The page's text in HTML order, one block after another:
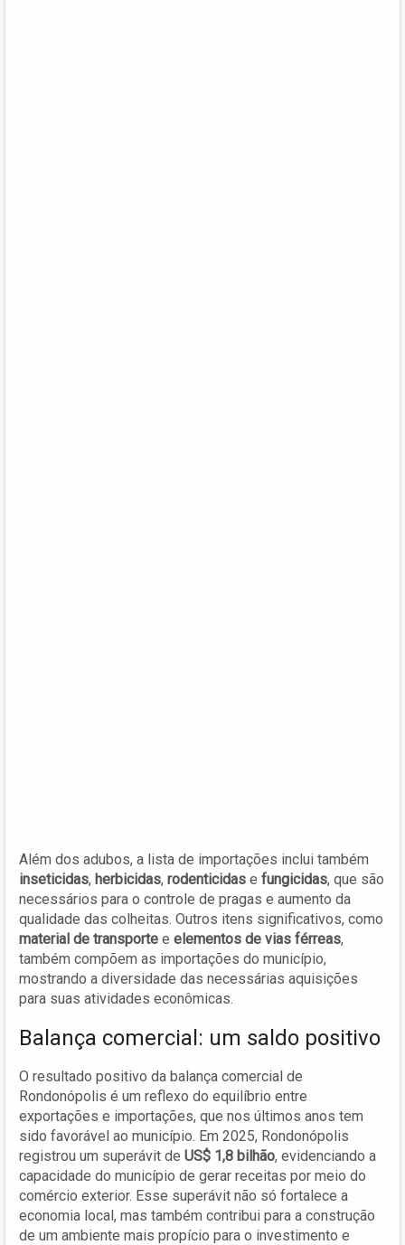
Além dos adubos, a lista de importações inclui também
inseticidas, herbicidas, rodenticidas e fungicidas, que são
necessários para o controle de pragas e aumento da
qualidade das colheitas. Outros itens significativos, como
material de transporte e elementos de vias férreas,
também compõem as importações do município,
mostrando a diversidade das necessárias aquisições
para suas atividades econômicas.
Balança comercial: um saldo positivo
O resultado positivo da balança comercial de
Rondonópolis é um reflexo do equilíbrio entre
exportações e importações, que nos últimos anos tem
sido favorável ao município. Em 2025, Rondonópolis
registrou um superávit de US$ 1,8 bilhão, evidenciando a
capacidade do município de gerar receitas por meio do
comércio exterior. Esse superávit não só fortalece a
economia local, mas também contribui para a construção
de um ambiente mais propício para o investimento e